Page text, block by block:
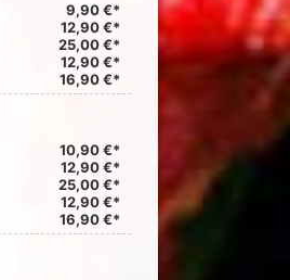
9,90 €*
12,90 €*
25,00 €*
12,90 €*
16,90 €*
10,90 €*
12,90 €*
25,00 €*
12,90 €*
16,90 €*